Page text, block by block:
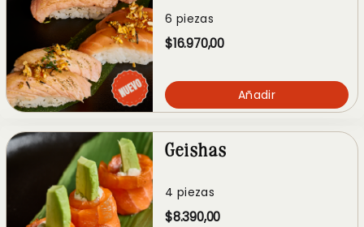
6 piezas
$16.970,00
Añadir
Geishas
4 piezas
$8.390,00